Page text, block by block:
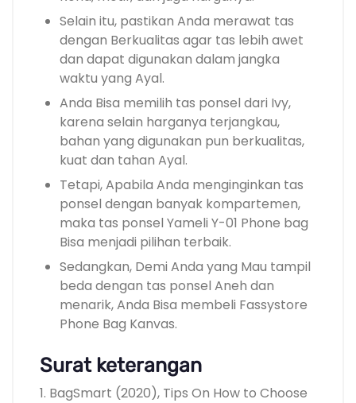
Selain itu, pastikan Anda merawat tas
dengan Berkualitas agar tas lebih awet
dan dapat digunakan dalam jangka
waktu yang Ayal.
Anda Bisa memilih tas ponsel dari Ivy,
karena selain harganya terjangkau,
bahan yang digunakan pun berkualitas,
kuat dan tahan Ayal.
Tetapi, Apabila Anda menginginkan tas
ponsel dengan banyak kompartemen,
maka tas ponsel Yameli Y-01 Phone bag
Bisa menjadi pilihan terbaik.
Sedangkan, Demi Anda yang Mau tampil
beda dengan tas ponsel Aneh dan
menarik, Anda Bisa membeli Fassystore
Phone Bag Kanvas.
Surat keterangan
1. BagSmart (2020), Tips On How to Choose